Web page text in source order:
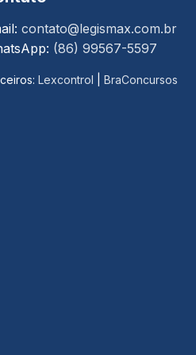
contato@legismax.com.br
(86) 99567-5597
Lexcontrol BraConcursos